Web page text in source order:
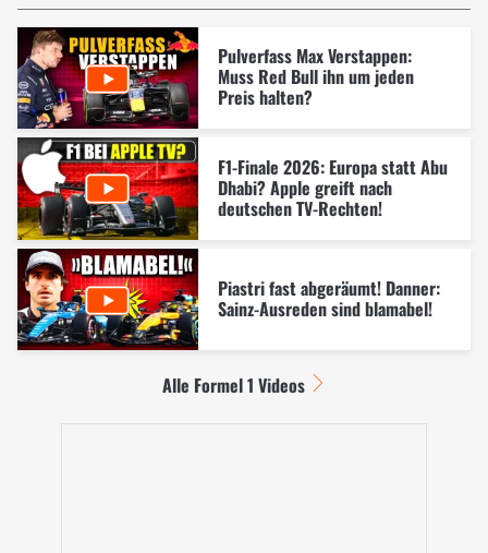
Pulverfass Max Verstappen:
Muss Red Bull ihn um jeden
Preis halten?
F1-Finale 2026: Europa statt Abu
Dhabi? Apple greift nach
deutschen TV-Rechten!
Piastri fast abgeräumt! Danner:
Sainz-Ausreden sind blamabel!
Alle Formel 1 Videos